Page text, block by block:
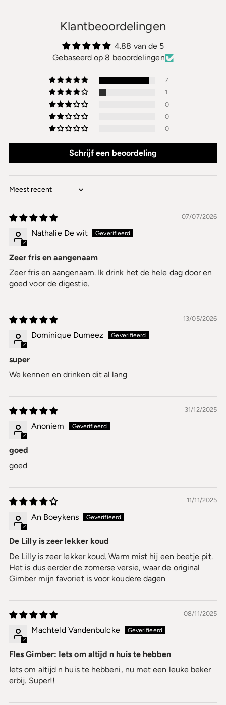
Klantbeoordelingen
4.88 van de 5
Gebaseerd op 8 beoordelingen
7
1
0
0
0
Schrijf een beoordeling
Sort by
07/07/2026
Nathalie De wit
Zeer fris en aangenaam
Zeer fris en aangenaam. Ik drink het de hele dag door en
goed voor de digestie.
13/05/2026
Dominique Dumeez
super
We kennen en drinken dit al lang
31/12/2025
Anoniem
goed
goed
11/11/2025
An Boeykens
De Lilly is zeer lekker koud
De Lilly is zeer lekker koud. Warm mist hij een beetje pit.
Het is dus eerder de zomerse versie, waar de original
Gimber mijn favoriet is voor koudere dagen
08/11/2025
Machteld Vandenbulcke
Fles Gimber: Iets om altijd n huis te hebben
Iets om altijd n huis te hebbeni, nu met een leuke beker
erbij. Super!!